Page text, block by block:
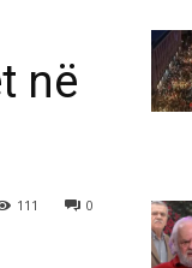
në
0
111